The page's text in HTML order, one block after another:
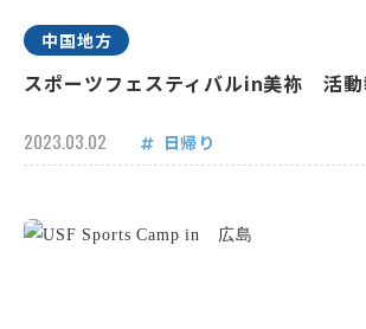
中国地方
スポーツフェスティバルin美祢 活動
2023.03.02 日帰り